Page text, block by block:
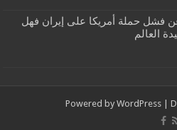
فشل حملة أمريكا على إيران فهل
العالم
Powered by WordPress|